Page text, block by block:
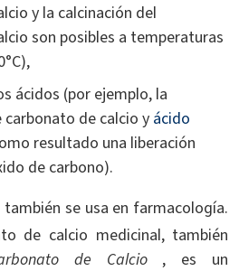
y la calcinación del
son posibles a temperaturas
ácidos (por ejemplo, la
carbonato de calcio y ácido
resultado una liberación
de carbono).
también se usa en farmacología.
de calcio medicinal, también
de Calcio, es un